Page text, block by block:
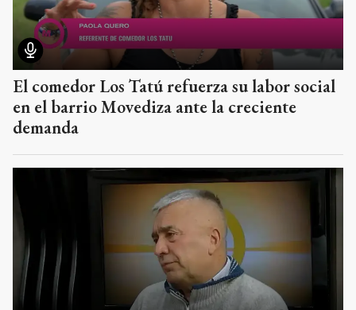
El comedor Los Tatú refuerza su labor social
en el barrio Movediza ante la creciente
demanda